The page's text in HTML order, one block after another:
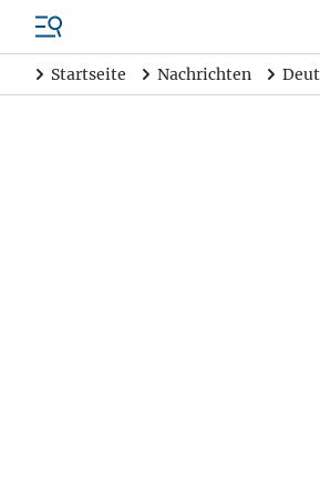
Startseite Nachrichten